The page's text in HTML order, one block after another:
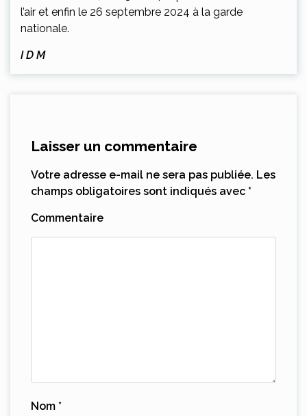
l’air et enfin le 26 septembre 2024 à la garde
nationale.
I D M
Laisser un commentaire
Votre adresse e-mail ne sera pas publiée. Les
champs obligatoires sont indiqués avec *
Commentaire
Nom *